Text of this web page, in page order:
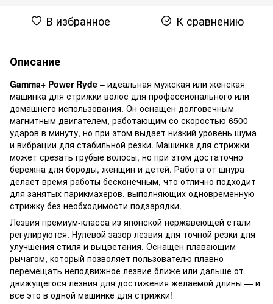
В избранное К сравнению
Описание
Gamma+ Power Ryde – идеальная мужская или женская
машинка для стрижки волос для профессионального или
домашнего использования. Он оснащен долговечным
магнитным двигателем, работающим со скоростью 6500
ударов в минуту, но при этом выдает низкий уровень шума
и вибрации для стабильной резки. Машинка для стрижки
может срезать грубые волосы, но при этом достаточно
бережна для бороды, женщин и детей. Работа от шнура
делает время работы бесконечным, что отлично подходит
для занятых парикмахеров, выполняющих одновременную
стрижку без необходимости подзарядки.
Лезвия премиум-класса из японской нержавеющей стали
регулируются. Нулевой зазор лезвия для точной резки для
улучшения стиля и выцветания. Оснащен плавающим
рычагом, который позволяет пользователю плавно
перемещать неподвижное лезвие ближе или дальше от
движущегося лезвия для достижения желаемой длины — и
все это в одной машинке для стрижки!